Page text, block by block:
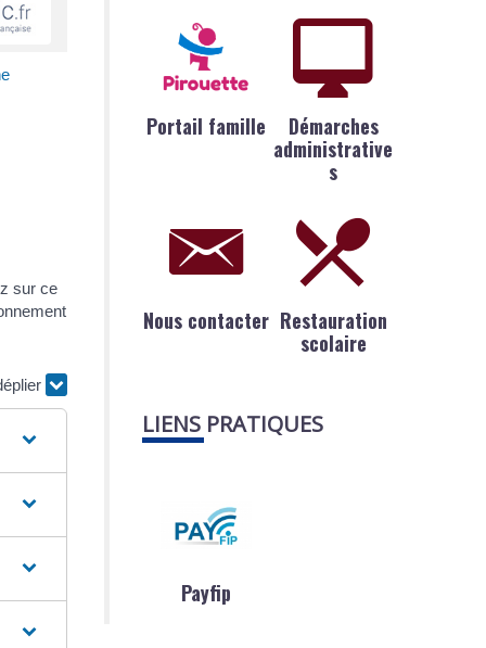
sur ce
Portail famille
Démarches
administrative
s
Nous contacter Restauration
scolaire
LIENS PRATIQUES
Payfip